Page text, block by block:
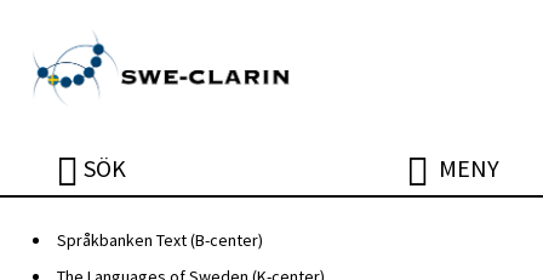
ÖPPNA
SÖK ÖPPNA
MENY
Språkbanken Text (B-center)